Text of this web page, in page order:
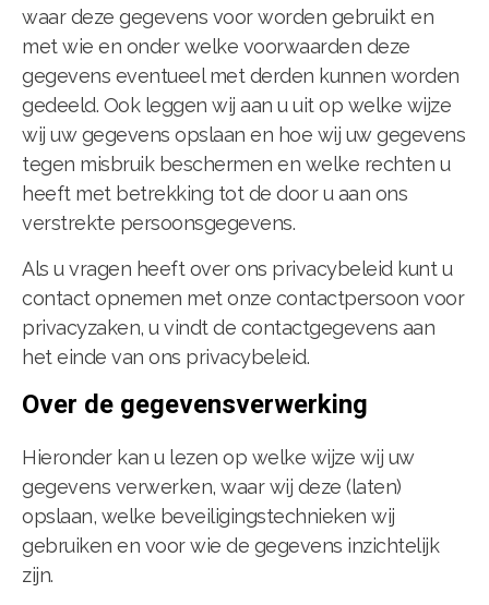
waar deze gegevens voor worden gebruikt en
met wie en onder welke voorwaarden deze
gegevens eventueel met derden kunnen worden
gedeeld. Ook leggen wij aan u uit op welke wijze
wij uw gegevens opslaan en hoe wij uw gegevens
tegen misbruik beschermen en welke rechten u
heeft met betrekking tot de door u aan ons
verstrekte persoonsgegevens.
Als u vragen heeft over ons privacybeleid kunt u
contact opnemen met onze contactpersoon voor
privacyzaken, u vindt de contactgegevens aan
het einde van ons privacybeleid.
Over de gegevensverwerking
Hieronder kan u lezen op welke wijze wij uw
gegevens verwerken, waar wij deze (laten)
opslaan, welke beveiligingstechnieken wij
gebruiken en voor wie de gegevens inzichtelijk
zijn.